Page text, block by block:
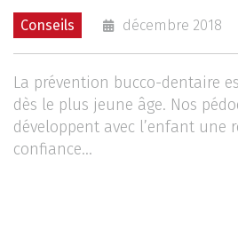
Conseils décembre 2018
La prévention bucco-dentaire
dès le plus jeune âge. Nos
développent avec l’enfant une
confiance...